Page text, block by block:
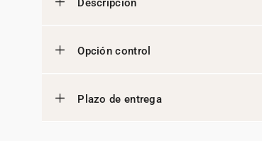
Descripción
Opción control
Plazo de entrega